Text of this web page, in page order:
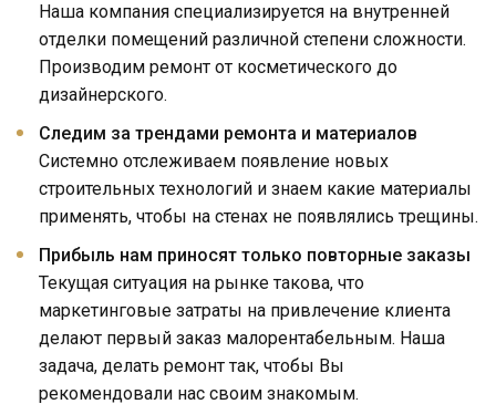
Наша компания специализируется на внутренней
отделки помещений различной степени сложности.
Производим ремонт от косметического до
дизайнерского.
Следим за трендами ремонта и материалов
Системно отслеживаем появление новых
строительных технологий и знаем какие материалы
применять, чтобы на стенах не появлялись трещины.
Прибыль нам приносят только повторные заказы
Текущая ситуация на рынке такова, что
маркетинговые затраты на привлечение клиента
делают первый заказ малорентабельным. Наша
задача, делать ремонт так, чтобы Вы
рекомендовали нас своим знакомым.